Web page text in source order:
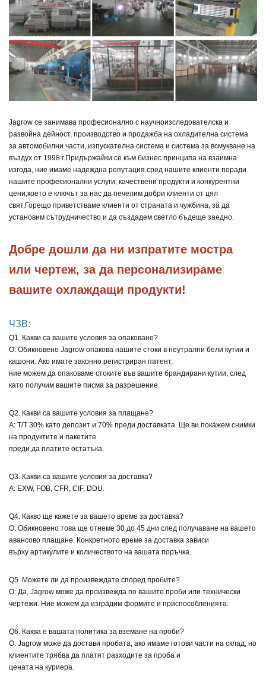
Jagrow се занимава професионално с научноизследователска и
развойна дейност, производство и продажба на охладителна система
за автомобилни части, изпускателна система и система за всмукване на
въздух от 1998 г.Придържайки се към бизнес принципа на взаимна
изгода, ние имаме надеждна репутация сред нашите клиенти поради
нашите професионални услуги, качествени продукти и конкурентни
цени,което е ключът за нас да печелим добри клиенти от цял
свят.Горещо приветстваме клиенти от страната и чужбина, за да
установим сътрудничество и да създадем светло бъдеще заедно.
Добре дошли да ни изпратите мостра
или чертеж, за да персонализираме
вашите охлаждащи продукти!
ЧЗВ:
Q1. Какви са вашите условия за опаковане?
О: Обикновено Jagrow опакова нашите стоки в неутрални бели кутии и
кашони. Ако имате законно регистриран патент,
ние можем да опаковаме стоките във вашите брандирани кутии, след
като получим вашите писма за разрешение.
Q2. Какви са вашите условия за плащане?
A: T/T 30% като депозит и 70% преди доставката. Ще ви покажем снимки
на продуктите и пакетите
преди да платите остатъка.
Q3. Какви са вашите условия за доставка?
A: EXW, FOB, CFR, CIF, DDU.
Q4. Какво ще кажете за вашето време за доставка?
О: Обикновено това ще отнеме 30 до 45 дни след получаване на вашето
авансово плащане. Конкретното време за доставка зависи
върху артикулите и количеството на вашата поръчка.
Q5. Можете ли да произвеждате според пробите?
О: Да, Jagrow може да произвежда по вашите проби или технически
чертежи. Ние можем да изградим формите и приспособленията.
Q6. Каква е вашата политика за вземане на проби?
О: Jagrow може да достави пробата, ако имаме готови части на склад, но
клиентите трябва да платят разходите за проба и
цената на куриера.